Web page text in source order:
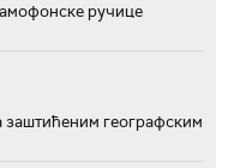
ручице
географским